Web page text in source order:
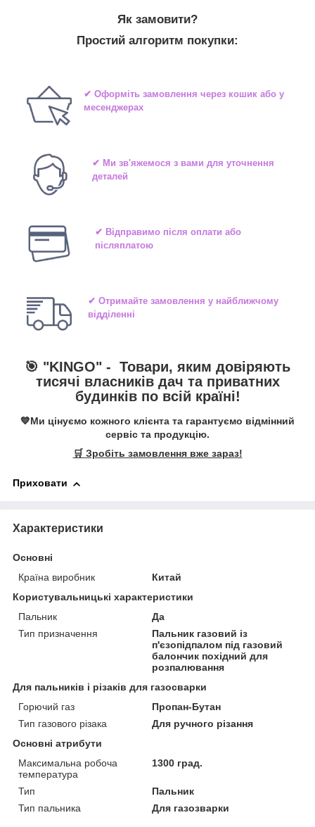
Як замовити?
Простий алгоритм покупки:
✔ Оформіть замовлення через кошик або у
месенджерах
✔ Ми зв'яжемося з вами для уточнення
деталей
✔ Відправимо після оплати або
післяплатою
✔ Отримайте замовлення у найближчому
відділенні
🎯 "KINGO" - Товари, яким довіряють
тисячі власників дач та приватних
будинків по всій країні!
💙Ми цінуємо кожного клієнта та гарантуємо відмінний
сервіс та продукцію.
🛒 Зробіть замовлення вже зараз!
Приховати
Характеристики
Основні
Країна виробник
Китай
Користувальницькі характеристики
Пальник
Да
Тип призначення
Пальник газовий із
п'єзопідпалом під газовий
балончик похідний для
розпалювання
Для пальників і різаків для газосварки
Горючий газ
Пропан-Бутан
Тип газового різака
Для ручного різання
Основні атрибути
Максимальна робоча
температура
1300 град.
Тип
Пальник
Тип пальника
Для газозварки